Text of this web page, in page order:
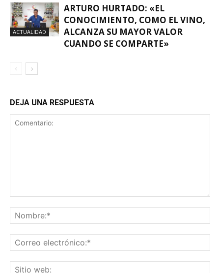
ACTUALIDAD
ARTURO HURTADO: «EL
CONOCIMIENTO, COMO EL VINO,
ALCANZA SU MAYOR VALOR
CUANDO SE COMPARTE»
DEJA UNA RESPUESTA